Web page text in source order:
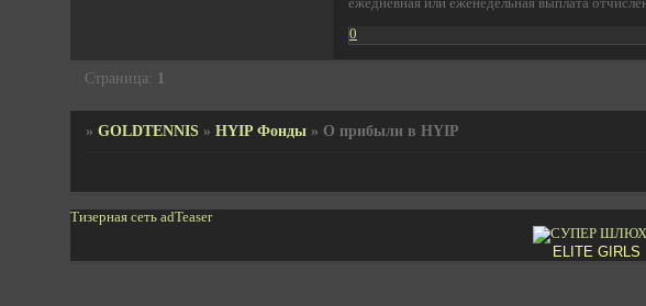
ежедневная или еженедельная выплата
0
Страница: 1
» GOLDTENNIS » HYIP Фонды » О прибыли в HYIP
Тизерная сеть adTeaser
ELITE GIRLS